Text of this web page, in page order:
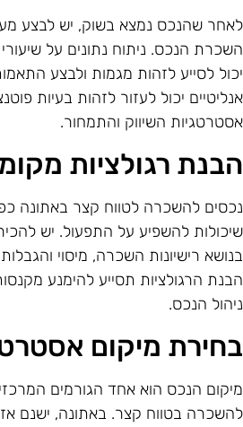
שהנכס נמצא בשוק, יש לבצע
הנכס. ניתוח נתונים על שיעורי
לסייע לזהות מגמות ולבצע
יכול לעזור לזהות בעיות
השיווק והתמחור.
רגולציות
להשכרה לטווח קצר באתונה
להשפיע על התפעול. יש
רישיונות השכרה, מיסוי
הרגולציות תסייע להימנע
הנכס.
מיקום
הנכס הוא אחד הגורמים
בטווח קצר. באתונה, ישנם